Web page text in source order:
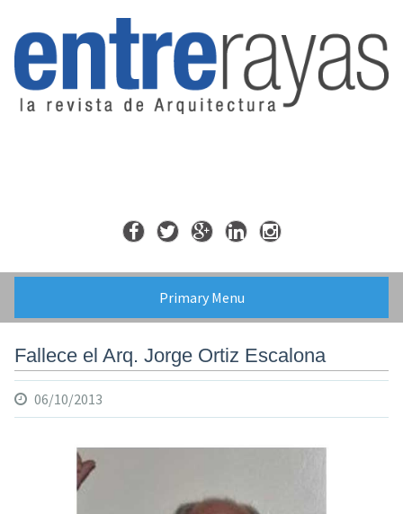
content
Primary Menu
Fallece el Arq. Jorge Ortiz Escalona
06/10/2013